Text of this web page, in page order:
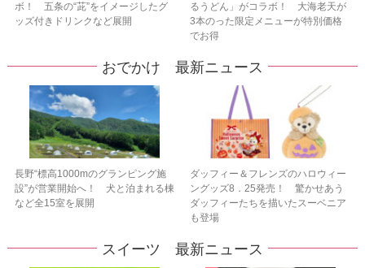
ボ！ 五条の“茈”をイメージしたグ
ッズ付きドリンクなど展開
るうどん」がコラボ！ 大海老天が
3本のった限定メニューが特別価格
でお得
おでかけ 最新ニュース
長野“標高1000mのグランピング施
設”が営業開始へ！ 犬と泊まれる棟
など全15室を展開
ダッフィー＆フレンズのハロウィー
ングッズ8．25発売！ 驚かせあう
ダッフィーたちを描いたスーベニア
も登場
スイーツ 最新ニュース